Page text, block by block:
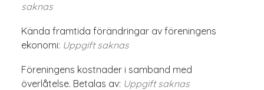
saknas
Kända framtida förändringar av föreningens
ekonomi: Uppgift saknas
Föreningens kostnader i samband med
överlåtelse. Betalas av: Uppgift saknas